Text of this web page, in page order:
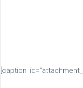
[caption